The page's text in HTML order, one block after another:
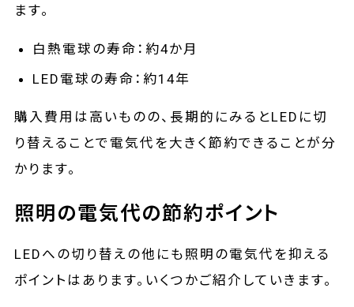
ます。
白熱電球の寿命：約4か月
LED電球の寿命：約14年
購入費用は高いものの、長期的にみるとLEDに切
り替えることで電気代を大きく節約できることが分
かります。
照明の電気代の節約ポイント
LEDへの切り替えの他にも照明の電気代を抑える
ポイントはあります。いくつかご紹介していきます。